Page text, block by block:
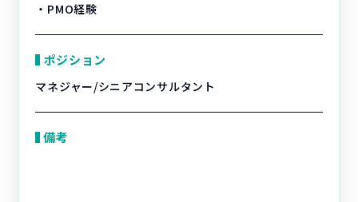
・PMO経験
ポジション
マネジャー/シニアコンサルタント
備考